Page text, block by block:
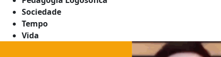
Sociedade
Tempo
Vida